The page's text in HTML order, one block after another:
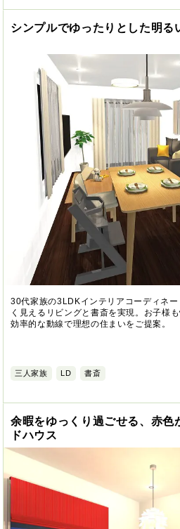
シンプルでゆったりとした明る
30代家族の3LDKインテリアコーディネ
く見えるリビングと書斎を実現。お子様
効率的な動線で理想の住まいをご提案。
三人家族 LD 書斎
余暇をゆっくり過ごせる、赤色
ドハウス